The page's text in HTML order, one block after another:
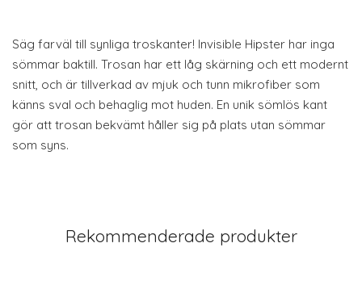
Säg farväl till synliga troskanter! Invisible Hipster har inga
sömmar baktill. Trosan har ett låg skärning och ett modernt
snitt, och är tillverkad av mjuk och tunn mikrofiber som
känns sval och behaglig mot huden. En unik sömlös kant
gör att trosan bekvämt håller sig på plats utan sömmar
som syns.
Rekommenderade produkter